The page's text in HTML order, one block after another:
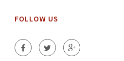
FOLLOW US